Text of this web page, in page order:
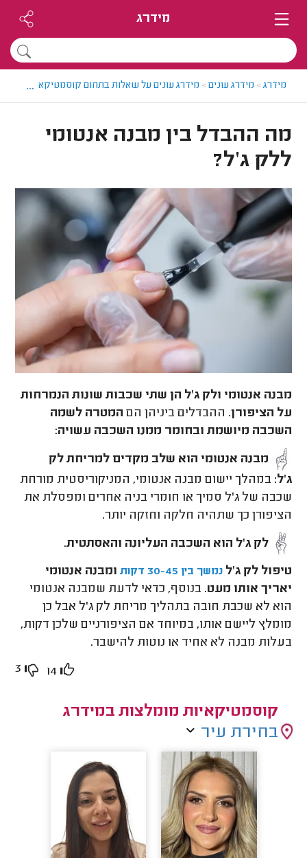
מידרג
מידרג> מידרג עונים> מידרג עונים על שאלות בתחום קוסמטיקאיות
...
מה ההבדל בין מבנה אנטומי
ללק ג'ל?
מבנה אנטומי ולק ג'ל הן שתי שכבות שונות הנמרחות
על הציפורן. ההבדלים ביניהן הם המטרה לשמה
השכבה מיושמת ובחומר ממנו השכבה עשויה:
מבנה אנטומי הוא שלב מקדים למריחת לק
ג'ל: במהלך יישום מבנה אנטומי, המניקוריסטית מורחת
שכבה של ג'ל סמיך או חומרי בניה אחרים ומפסלת את
הציפורן כך שתהיה חלקה וחזקה יותר.
לק ג'ל הוא השכבה העליונה והאסתטית.
טיפול לק ג'לנמשך בין 30-45 דקות
ומבנה אנטומי
יאריך אותו מעט. בנוסף, כדאי לדעת שמבנה אנטומי
הוא לא שכבת חובה בתהליך מריחת לק ג'ל אבל כן
מומלץ ליישם אותו, במיוחד אם הציפורניים שלכן דקות,
בעלות מבנה לא אחיד או נוטות להישבר.
14
3
קוסמטיקאיות מומלצות במידרג
בחירת עיר